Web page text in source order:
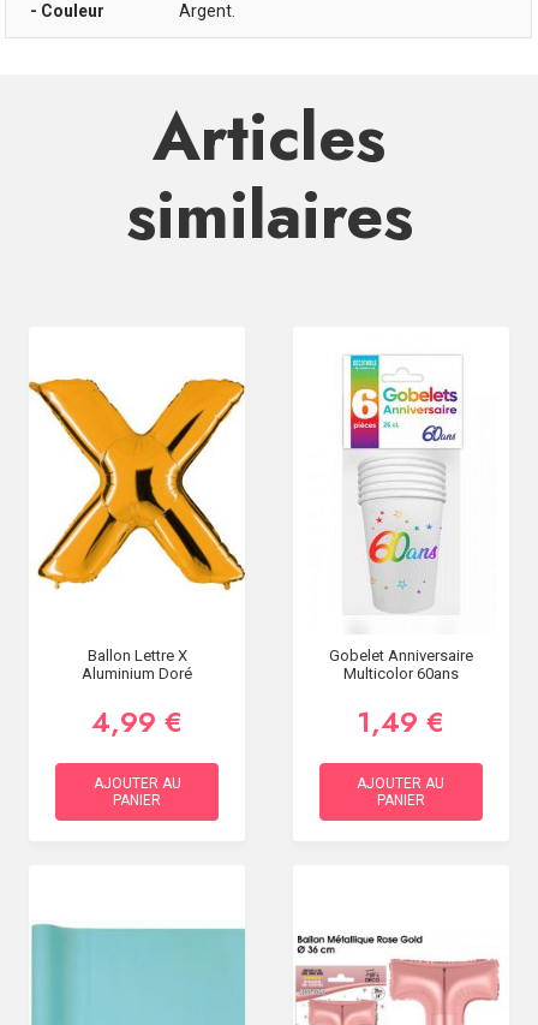
- Couleur Argent.
Articles
similaires
Ballon Lettre X
Aluminium Doré
4,99 €
AJOUTER AU
PANIER
Gobelet Anniversaire
Multicolor 60ans
1,49 €
AJOUTER AU
PANIER